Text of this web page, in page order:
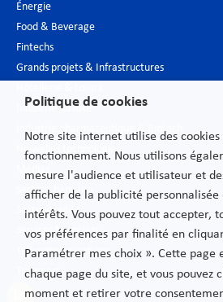
Énergie
Food & Beverage
Fintechs
Grands projets & Infrastructures
Industrie du luxe
Industrie pharmaceutique & Biotech
Nouvelles technologies
Secteur bancaire
Secteur public
Services financiers
Télécommunications
Transport
Politique de cookies
Notre site internet utilise des cookies
fonctionnement. Nous utilisons
mesure l'audience et utilisateur et
afficher de la publicité personnalisée
intérêts. Vous pouvez tout accepter,
vos préférences par finalité en
Paramétrer mes choix ». Cette page
chaque page du site, et vous pouvez
moment et retirer votre